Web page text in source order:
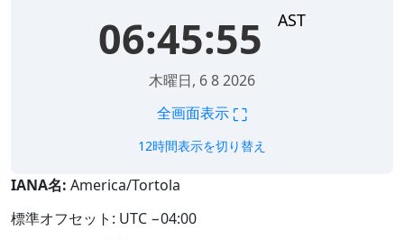
06:45:55 AST
木曜日, 6 8 2026
全画面表示 ⛶
12時間表示を切り替え
IANA名: America/Tortola
標準オフセット: UTC −04:00